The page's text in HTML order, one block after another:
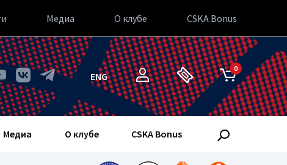
Медиа О клубе CSKA Bonus
ENG
0
Медиа О клубе CSKA Bonus